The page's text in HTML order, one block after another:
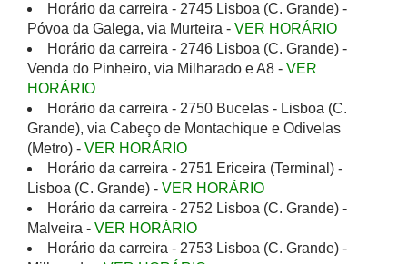
Horário da carreira - 2745 Lisboa (C. Grande) -
Póvoa da Galega, via Murteira - VER HORÁRIO
Horário da carreira - 2746 Lisboa (C. Grande) -
Venda do Pinheiro, via Milharado e A8 - VER
HORÁRIO
Horário da carreira - 2750 Bucelas - Lisboa (C.
Grande), via Cabeço de Montachique e Odivelas
(Metro) - VER HORÁRIO
Horário da carreira - 2751 Ericeira (Terminal) -
Lisboa (C. Grande) - VER HORÁRIO
Horário da carreira - 2752 Lisboa (C. Grande) -
Malveira - VER HORÁRIO
Horário da carreira - 2753 Lisboa (C. Grande) -